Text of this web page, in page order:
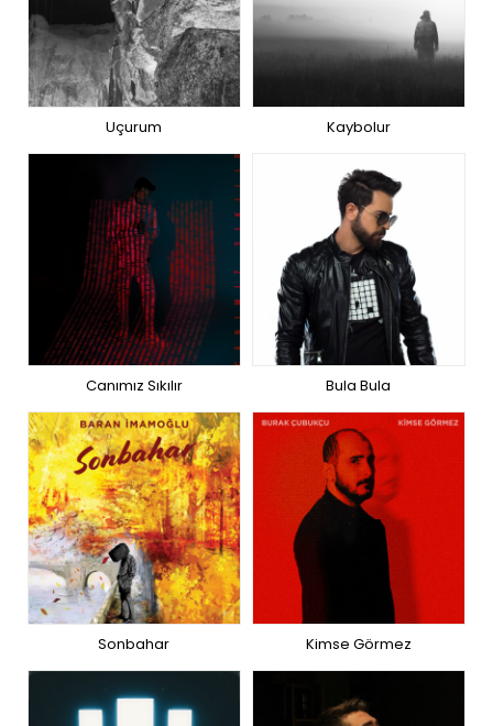
Uçurum Kaybolur
Canımız Sıkılır Bula Bula
Sonbahar Kimse Görmez